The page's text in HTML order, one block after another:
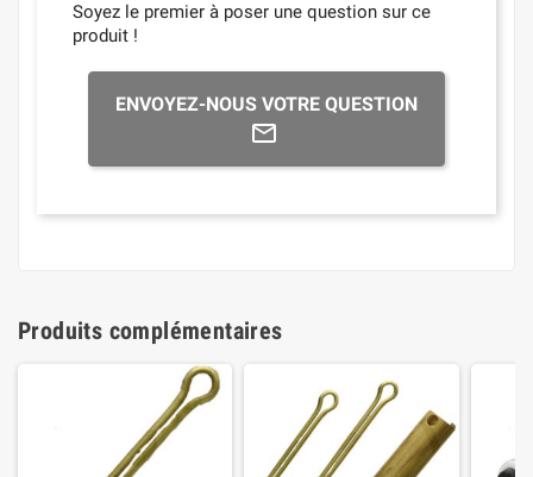
Soyez le premier à poser une question sur ce
produit !
ENVOYEZ-NOUS VOTRE QUESTION
Produits complémentaires